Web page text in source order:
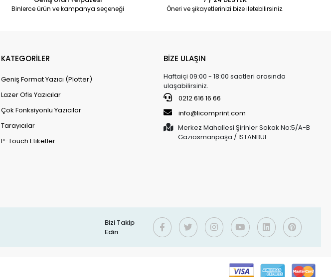
Binlerce ürün ve kampanya seçeneği Öneri ve şikayetlerinizi bize iletebilirsiniz.
KATEGORİLER
Geniş Format Yazıcı (Plotter)
Lazer Ofis Yazıcılar
Çok Fonksiyonlu Yazıcılar
Tarayıcılar
P-Touch Etiketler
BİZE ULAŞIN
Haftaiçi 09:00 - 18:00 saatleri arasında
ulaşabilirsiniz.
0212 616 16 66
info@licomprint.com
Merkez Mahallesi Şirinler Sokak No:5/A-B
Gaziosmanpaşa / İSTANBUL
Bizi Takip
Edin